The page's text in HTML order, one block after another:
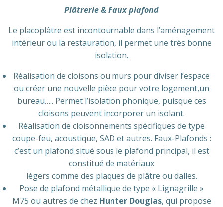
Plâtrerie & Faux plafond
Le placoplâtre est incontournable dans l’aménagement
intérieur ou la restauration, il permet une très bonne
isolation.
Réalisation de cloisons ou murs pour diviser l’espace
ou créer une nouvelle pièce pour votre logement,un
bureau….. Permet l’isolation phonique, puisque ces
cloisons peuvent incorporer un isolant.
Réalisation de cloisonnements spécifiques de type
coupe-feu, acoustique, SAD et autres. Faux-Plafonds :
c’est un plafond situé sous le plafond principal, il est
constitué de matériaux
légers comme des plaques de plâtre ou dalles.
Pose de plafond métallique de type « Lignagrille »
M75 ou autres de chez Hunter Douglas, qui propose